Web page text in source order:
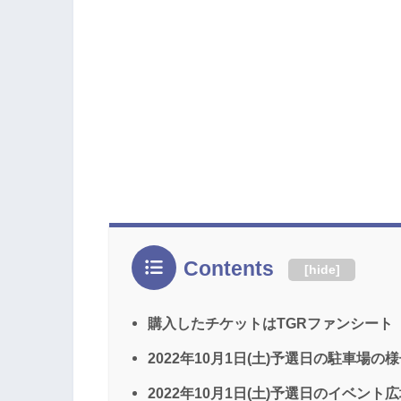
Contents [hide]
購入したチケットはTGRファンシート
2022年10月1日(土)予選日の駐車場の
2022年10月1日(土)予選日のイベント